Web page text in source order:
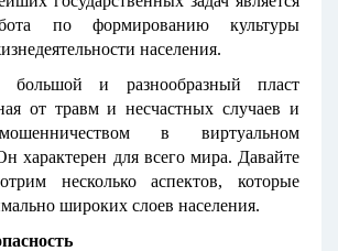
по формированию культуры
населения.
большой и разнообразный пласт
от травм и несчастных случаев и
в виртуальном
характерен для всего мира. Давайте
несколько аспектов, которые
широких слоев населения.